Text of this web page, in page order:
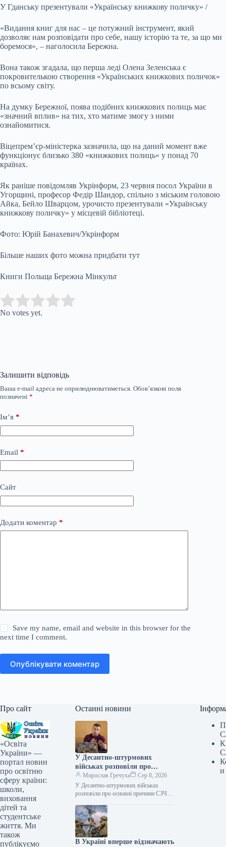
У Гданську презентували «Українську книжкову поличку» /
«Видання книг для нас – це потужний інструмент, який
дозволяє нам розповідати про себе, нашу історію та те, за що ми
боремося», – наголосила Бережна.
Вона також згадала, що перша леді Олена Зеленська є
покровителькою створення «Українських книжкових поличок»
по всьому світу.
На думку Бережної, поява подібних книжкових полиць має
«значний вплив» на тих, хто матиме змогу з ними
ознайомитися.
Віцепрем’єр-міністерка зазначила, що на даний момент вже
функціонує близько 380 «книжкових полиць» у понад 70
країнах.
Як раніше повідомляв Укрінформ, 23 червня посол України в
Угорщині, професор Федір Шандор, спільно з міським головою
Айка, Бейло Шварцом, урочисто презентували «Українську
книжкову поличку» у місцевій бібліотеці.
Фото: Юрій Банахевич/Укрінформ
Більше наших фото можна придбати тут
Книги Польща Бережна Мінкульт
Rate this item:
No votes yet.
Залишити відповідь
Ваша e-mail адреса не оприлюднюватиметься. Обов’язкові поля
позначені *
Ім’я *
Email *
Сайт
Додати коментар *
Save my name, email and website in this browser for the
next time I comment.
Опублікувати коментар
Про сайт
«Освіта
України» —
портал новин
про освітню
сферу країни:
школи,
виховання
дітей та
студентське
життя. Ми
також
публікуємо
Останні новини
У Десантно-штурмових
військах розповіли про
основні причини СЗЧ
Мирослав Гречуха
Сер 8, 2026
У Десантно-штурмових військах
розповіли про основні причини СЗЧ
Укрінформ Серед основних причин,
через які військовослужбовці
приймають рішення…
В Україні вперше відзначають
и